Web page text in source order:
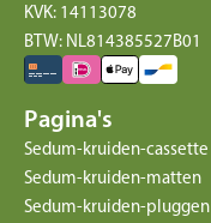
KVK: 14113078
BTW: NL814385527B01
Pagina's
Sedum-kruiden-cassette
Sedum-kruiden-matten
Sedum-kruiden-pluggen